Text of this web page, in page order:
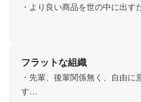
・より良い商品を世の中に出
フラットな組織
・先輩、後輩関係無く、自由に
す